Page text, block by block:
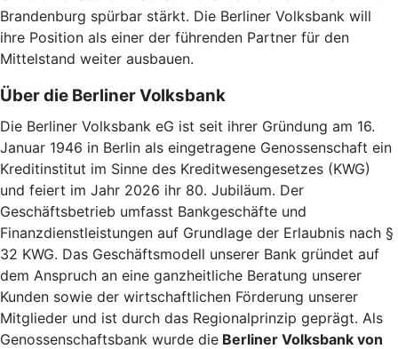
Brandenburg spürbar stärkt. Die Berliner Volksbank will
ihre Position als einer der führenden Partner für den
Mittelstand weiter ausbauen.
Über die Berliner Volksbank
Die Berliner Volksbank eG ist seit ihrer Gründung am 16.
Januar 1946 in Berlin als eingetragene Genossenschaft ein
Kreditinstitut im Sinne des Kreditwesengesetzes (KWG)
und feiert im Jahr 2026 ihr 80. Jubiläum. Der
Geschäftsbetrieb umfasst Bankgeschäfte und
Finanzdienstleistungen auf Grundlage der Erlaubnis nach §
32 KWG. Das Geschäftsmodell unserer Bank gründet auf
dem Anspruch an eine ganzheitliche Beratung unserer
Kunden sowie der wirtschaftlichen Förderung unserer
Mitglieder und ist durch das Regionalprinzip geprägt. Als
Genossenschaftsbank wurde die Berliner Volksbank von